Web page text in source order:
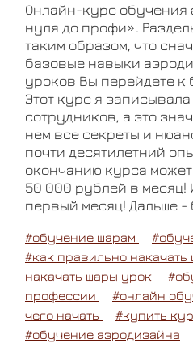
Онлайн-курс обучения
нуля до профи».
таким образом, что
базовые навыки
уроков Вы перейдете
Этот курс я записывала
сотрудников, а это
нем все секреты и
почти десятилетний
окончанию курса
50 000 рублей в месяц!
первый месяц! Дальше -
#обучение шарам
#как правильно накачать
накачать шары урок
профессии
#онлайн
чего начать
#купить
#обучение аэродизайна